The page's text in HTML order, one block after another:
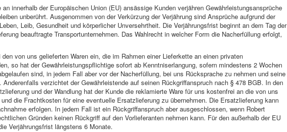
innerhalb der Europäischen Union (EU) ansässige Kunden verjähren Gewährleistungsansprüche
unberührt. Ausgenommen von der Verkürzung der Verjährung sind Ansprüche aufgrund der
Leib, Gesundheit und körperlicher Unversehrtheit. Die Verjährungsfrist beginnt an dem Tag der
beauftragte Transportunternehmen. Das Wahlrecht in welcher Form die Nacherfüllung erfolgt,
von uns gelieferten Waren ein, die im Rahmen einer Lieferkette an einen privaten
so hat der Gewährleistungspflichtige sofort ab Kenntniserlangung, sofern mindestens 2 Wochen
sind, in jedem Fall aber vor der Nacherfüllung, bei uns Rücksprache zu nehmen und seine
Anderenfalls verzichtet der Gewährleistende auf seinen Rückgriffanspruch nach § 478 BGB. In den
und der Wandlung hat der Kunde die reklamierte Ware für uns kostenfrei an die von uns
die Frachtkosten für eine eventuelle Ersatzlieferung zu übernehmen. Die Ersatzlieferung kann
erfolgen. In jedem Fall ist ein Rückgriffanspruch aber ausgeschlossen, wenn Robert
Gründen keinen Rückgriff auf den Vorlieferanten nehmen kann. Für den außerhalb der EU
Verjährungsfrist längstens 6 Monate.